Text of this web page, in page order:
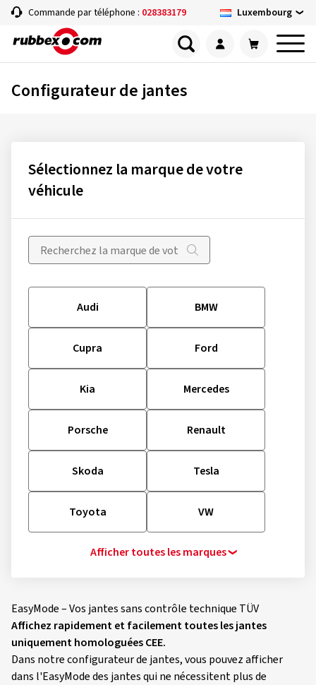
Commande par téléphone : 028383179 Luxembourg
Configurateur de jantes
Sélectionnez la marque de votre
véhicule
Audi BMW
Cupra Ford
Kia Mercedes
Porsche Renault
Skoda Tesla
Toyota VW
Afficher toutes les marques
EasyMode – Vos jantes sans contrôle technique TÜV
Affichez rapidement et facilement toutes les jantes
uniquement homologuées CEE.
Dans notre configurateur de jantes, vous pouvez afficher
dans l'EasyMode des jantes qui ne nécessitent plus de